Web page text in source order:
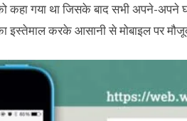
गया था जिसके बाद सभी अपने-अपने
इस्तेमाल करके आसानी से मोबाइल पर